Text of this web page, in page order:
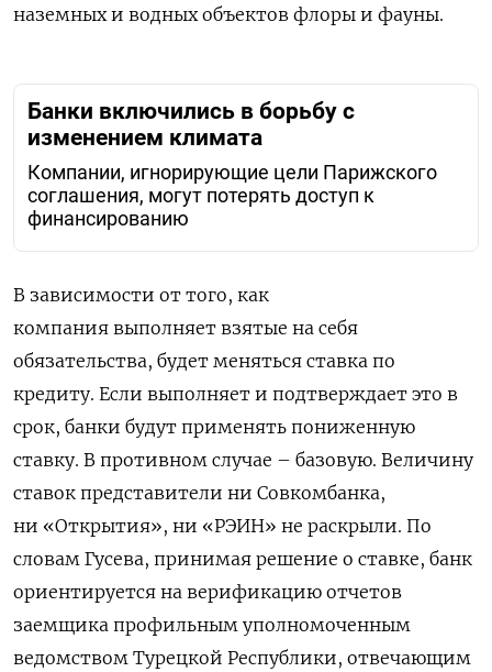
наземных и водных объектов флоры и фауны.
Банки включились в борьбу с
изменением климата
Компании, игнорирующие цели Парижского
соглашения, могут потерять доступ к
финансированию
В зависимости от того, как
компания выполняет взятые на себя
обязательства, будет меняться ставка по
кредиту. Если выполняет и подтверждает это в
срок, банки будут применять пониженную
ставку. В противном случае – базовую. Величину
ставок представители ни Совкомбанка,
ни «Открытия», ни «РЭИН» не раскрыли. По
словам Гусева, принимая решение о ставке, банк
ориентируется на верификацию отчетов
заемщика профильным уполномоченным
ведомством Турецкой Республики, отвечающим